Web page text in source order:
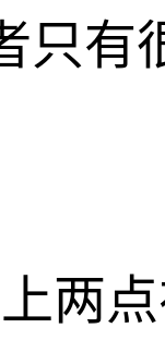
只有
两